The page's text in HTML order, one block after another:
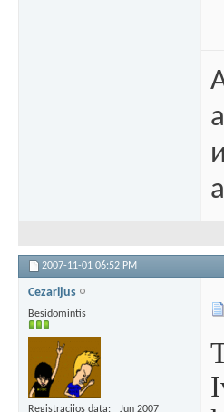
2007-11-01 06:52 PM
Cezarijus
Besidomintis
Registracijos data Jun 2007